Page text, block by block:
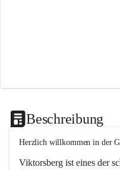
Beschreibung
Herzlich willkommen in der
Viktorsberg ist eines der